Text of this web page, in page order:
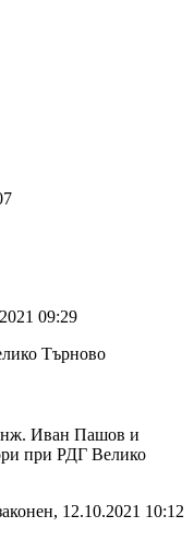
09:29
Търново
Иван Пашов и
при РДГ Велико
, 12.10.2021 10:12